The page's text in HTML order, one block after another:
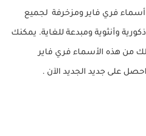
أسماء فري فاير ومزخرفة لجميع
وأنثوية ومبدعة للغاية. يمكنك
لك من هذه الأسماء فري فاير
احصل على جديد الجديد الآن .